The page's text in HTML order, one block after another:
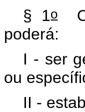
§ 1oO
poderá:
I - ser
ou
II -